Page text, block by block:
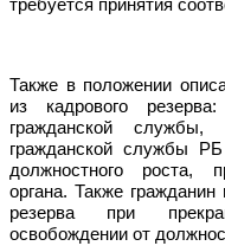
требуется принятия
Также в положении
из кадрового
гражданской
гражданской службы
должностного роста,
органа. Также
резерва при
освобождении от